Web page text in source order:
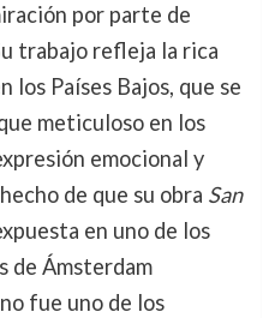
por parte de
trabajo refleja la rica
Países Bajos, que se
meticuloso en los
emocional y
de que su obra San
en uno de los
de Ámsterdam
fue uno de los